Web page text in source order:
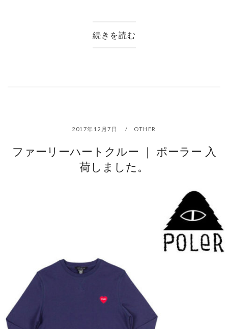
続きを読む
2017年12月7日 OTHER
ファーリーハートクルー ｜ ポーラー 入
荷しました。